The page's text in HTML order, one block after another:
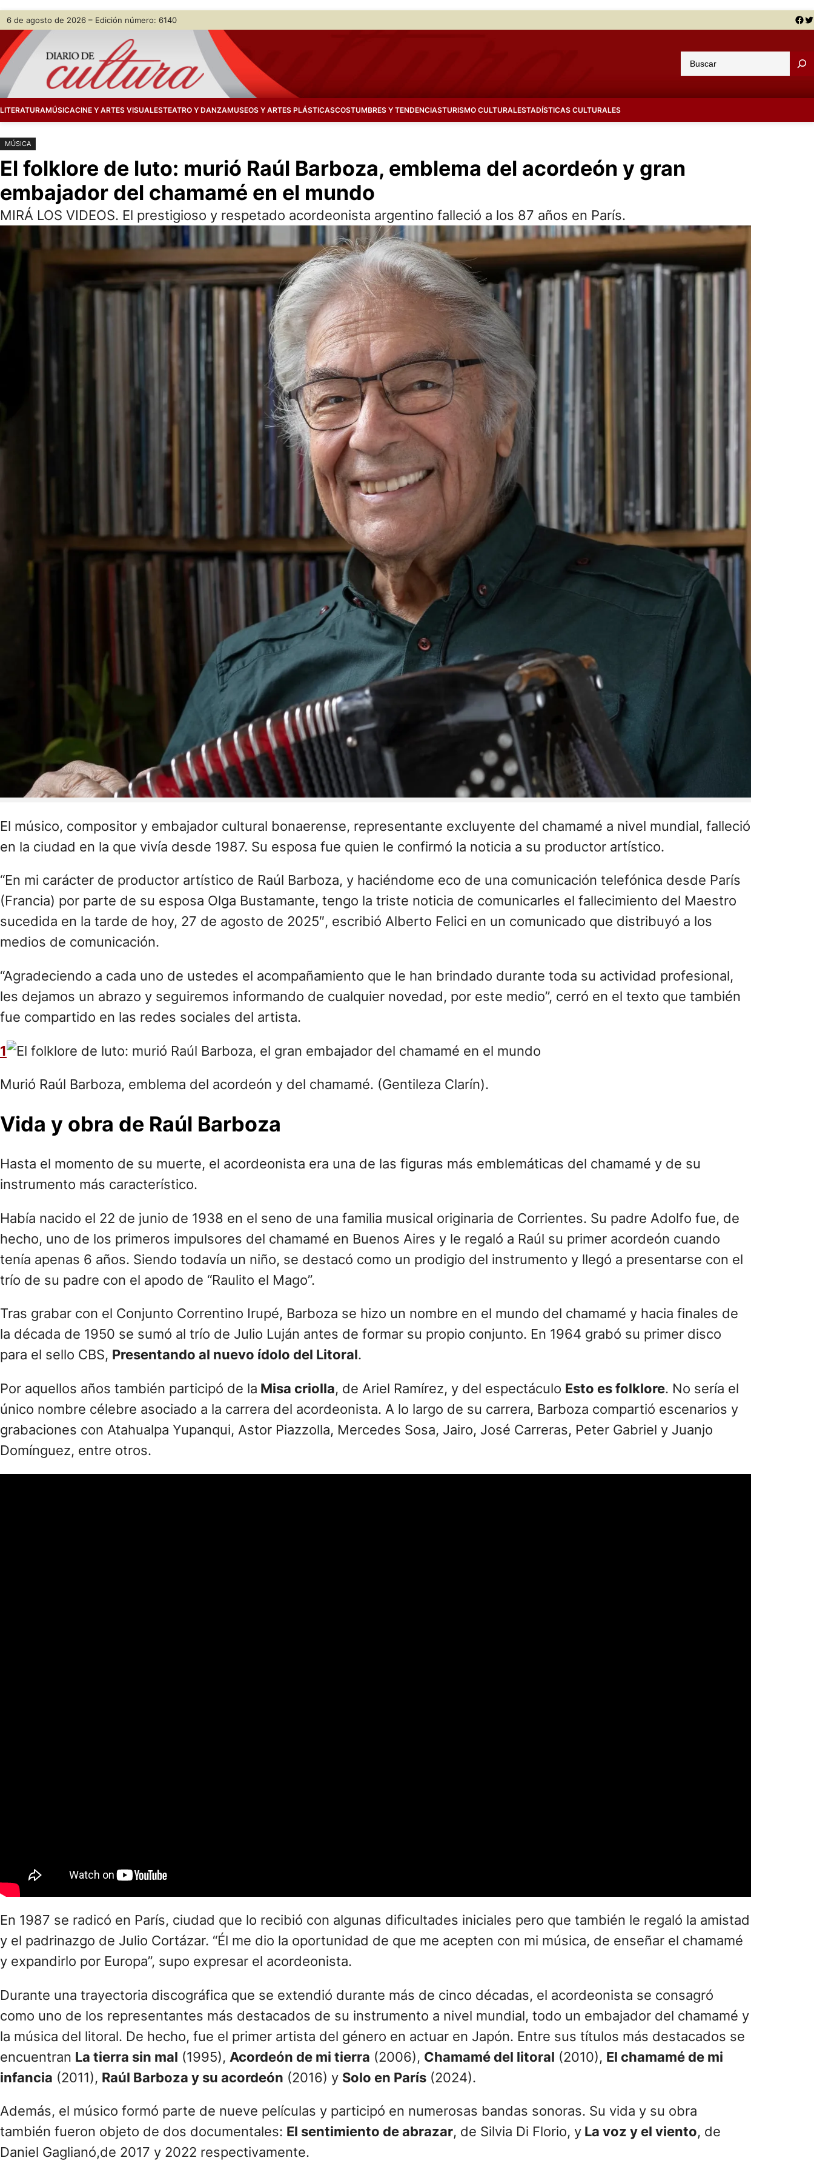
Saltar
contenido
Skip
content
6 de agosto de 2026 – Edición número: 6140 Facebook Twitter
u
a
LITERATURAMÚSICACINE Y ARTES VISUALESTEATRO Y DANZAMUSEOS Y ARTES PLÁSTICASCOSTUMBRES Y TENDENCIASTURISMO CULTURALESTADÍSTICAS CULTURALES
MÚSICA
El folklore de luto: murió Raúl Barboza, emblema del acordeón y gran
embajador del chamamé en el mundo
MIRÁ LOS VIDEOS. El prestigioso y respetado acordeonista argentino falleció a los 87 años en París.
El músico, compositor y embajador cultural bonaerense, representante excluyente del chamamé a nivel mundial, falleció
en la ciudad en la que vivía desde 1987. Su esposa fue quien le confirmó la noticia a su productor artístico.
“En mi carácter de productor artístico de Raúl Barboza, y haciéndome eco de una comunicación telefónica desde París
(Francia) por parte de su esposa Olga Bustamante, tengo la triste noticia de comunicarles el fallecimiento del Maestro
sucedida en la tarde de hoy, 27 de agosto de 2025″, escribió Alberto Felici en un comunicado que distribuyó a los
medios de comunicación.
“Agradeciendo a cada uno de ustedes el acompañamiento que le han brindado durante toda su actividad profesional,
les dejamos un abrazo y seguiremos informando de cualquier novedad, por este medio”, cerró en el texto que también
fue compartido en las redes sociales del artista.
1
Murió Raúl Barboza, emblema del acordeón y del chamamé. (Gentileza Clarín).
Vida y obra de Raúl Barboza
Hasta el momento de su muerte, el acordeonista era una de las figuras más emblemáticas del chamamé y de su
instrumento más característico.
Había nacido el 22 de junio de 1938 en el seno de una familia musical originaria de Corrientes. Su padre Adolfo fue, de
hecho, uno de los primeros impulsores del chamamé en Buenos Aires y le regaló a Raúl su primer acordeón cuando
tenía apenas 6 años. Siendo todavía un niño, se destacó como un prodigio del instrumento y llegó a presentarse con el
trío de su padre con el apodo de “Raulito el Mago”.
Tras grabar con el Conjunto Correntino Irupé, Barboza se hizo un nombre en el mundo del chamamé y hacia finales de
la década de 1950 se sumó al trío de Julio Luján antes de formar su propio conjunto. En 1964 grabó su primer disco
para el sello CBS, Presentando al nuevo ídolo del Litoral.
Por aquellos años también participó de la Misa criolla, de Ariel Ramírez, y del espectáculo Esto es folklore. No sería el
único nombre célebre asociado a la carrera del acordeonista. A lo largo de su carrera, Barboza compartió escenarios y
grabaciones con Atahualpa Yupanqui, Astor Piazzolla, Mercedes Sosa, Jairo, José Carreras, Peter Gabriel y Juanjo
Domínguez, entre otros.
En 1987 se radicó en París, ciudad que lo recibió con algunas dificultades iniciales pero que también le regaló la amistad
y el padrinazgo de Julio Cortázar. “Él me dio la oportunidad de que me acepten con mi música, de enseñar el chamamé
y expandirlo por Europa”, supo expresar el acordeonista.
Durante una trayectoria discográfica que se extendió durante más de cinco décadas, el acordeonista se consagró
como uno de los representantes más destacados de su instrumento a nivel mundial, todo un embajador del chamamé y
la música del litoral. De hecho, fue el primer artista del género en actuar en Japón. Entre sus títulos más destacados se
encuentran La tierra sin mal (1995), Acordeón de mi tierra (2006), Chamamé del litoral (2010), El chamamé de mi
infancia (2011), Raúl Barboza y su acordeón (2016) y Solo en París (2024).
Además, el músico formó parte de nueve películas y participó en numerosas bandas sonoras. Su vida y su obra
también fueron objeto de dos documentales: El sentimiento de abrazar, de Silvia Di Florio, y La voz y el viento, de
Daniel Gaglianó,de 2017 y 2022 respectivamente.